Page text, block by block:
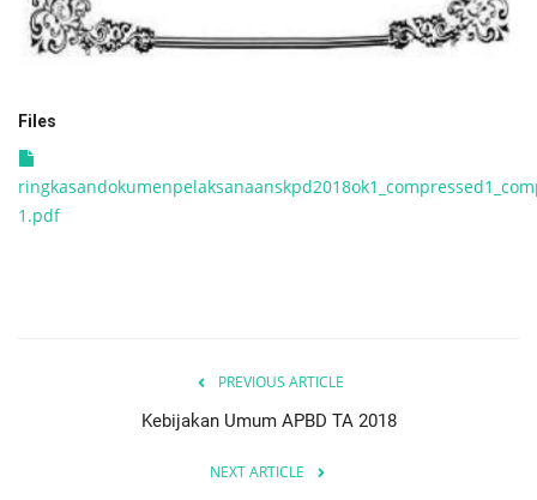
Files
1.pdf
PREVIOUS ARTICLE
Kebijakan Umum APBD TA 2018
NEXT ARTICLE